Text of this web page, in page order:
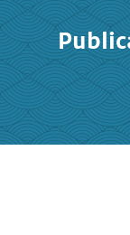
principal